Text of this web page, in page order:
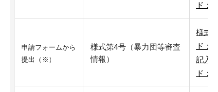
ド：
申請フォームから
提出（※）
様式第4号（暴力団等審査
情報）
様式4
ド：
記入
ド：